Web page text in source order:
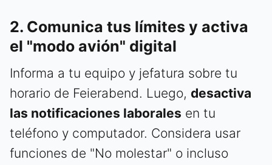
2. Comunica tus límites y activa
el "modo avión" digital
Informa a tu equipo y jefatura sobre tu
horario de Feierabend. Luego, desactiva
las notificaciones laborales en tu
teléfono y computador. Considera usar
funciones de "No molestar" o incluso